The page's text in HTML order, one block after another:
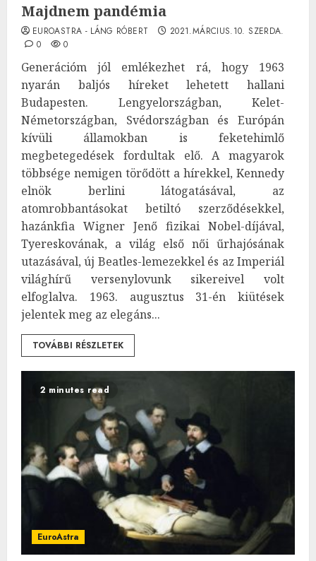
Majdnem pandémia
EUROASTRA - LÁNG RÓBERT
2021.MÁRCIUS.10. SZERDA.
0
0
Generációm jól emlékezhet rá, hogy 1963
nyarán baljós híreket lehetett hallani
Budapesten. Lengyelországban, Kelet-
Németországban, Svédországban és Európán
kívüli államokban is feketehimlő
megbetegedések fordultak elő. A magyarok
többsége nemigen törődött a hírekkel, Kennedy
elnök berlini látogatásával, az
atomrobbantásokat betiltó szerződésekkel,
hazánkfia Wigner Jenő fizikai Nobel-díjával,
Tyereskovának, a világ első női űrhajósának
utazásával, új Beatles-lemezekkel és az Imperiál
világhírű versenylovunk sikereivel volt
elfoglalva. 1963. augusztus 31-én kiütések
jelentek meg az elegáns...
TOVÁBBI RÉSZLETEK
2 minutes read
EuroAstra